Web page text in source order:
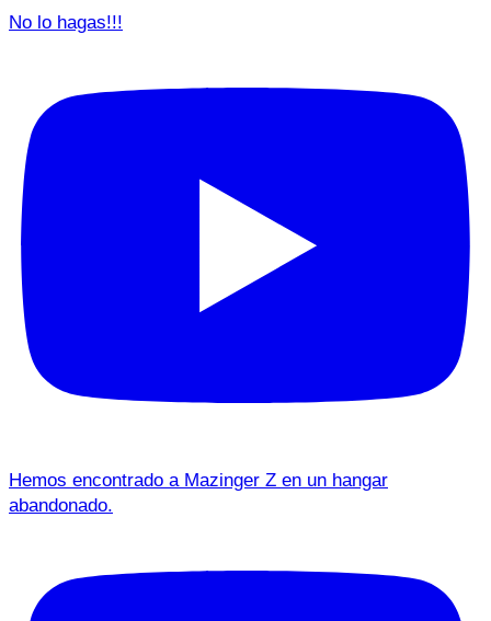
No lo hagas!!!
Hemos encontrado a Mazinger Z en un hangar
abandonado.